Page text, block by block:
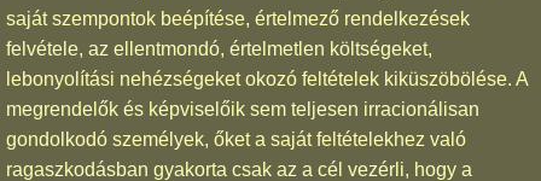
saját szempontok beépítése, értelmező rendelkezések
felvétele, az ellentmondó, értelmetlen költségeket,
lebonyolítási nehézségeket okozó feltételek kiküszöbölése. A
megrendelők és képviselőik sem teljesen irracionálisan
gondolkodó személyek, őket a saját feltételekhez való
ragaszkodásban gyakorta csak az a cél vezérli, hogy a